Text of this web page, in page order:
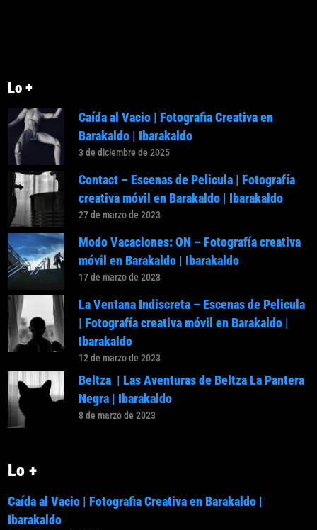
Lo +
Caída al Vacio | Fotografia Creativa en
Barakaldo | Ibarakaldo
3 de diciembre de 2025
Contact – Escenas de Pelicula | Fotografía
creativa móvil en Barakaldo | Ibarakaldo
27 de marzo de 2023
Modo Vacaciones: ON – Fotografía creativa
móvil en Barakaldo | Ibarakaldo
17 de marzo de 2023
La Ventana Indiscreta – Escenas de Pelicula
| Fotografía creativa móvil en Barakaldo |
Ibarakaldo
12 de marzo de 2023
Beltza | Las Aventuras de Beltza La Pantera
Negra | Ibarakaldo
8 de marzo de 2023
Lo +
Caída al Vacio | Fotografia Creativa en Barakaldo |
Ibarakaldo